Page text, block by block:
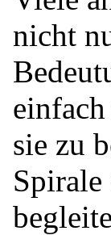
nicht
sie zu